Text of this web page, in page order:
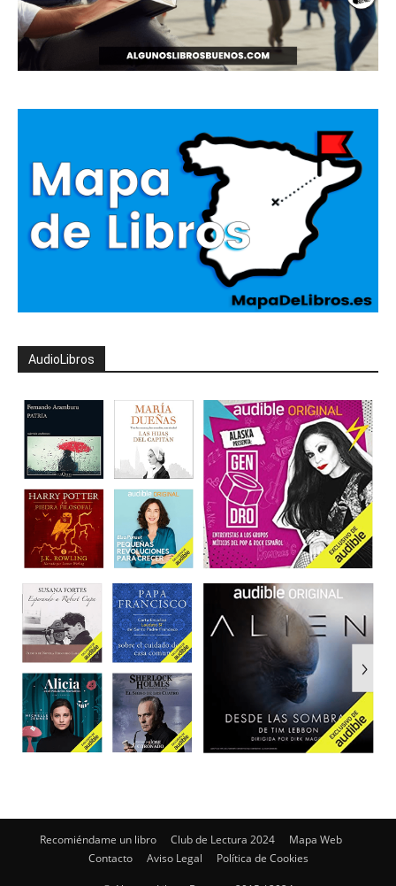
AudioLibros
Recomiéndame un libro Club de Lectura 2024
Mapa Web
Contacto
Aviso Legal Política de Cookies